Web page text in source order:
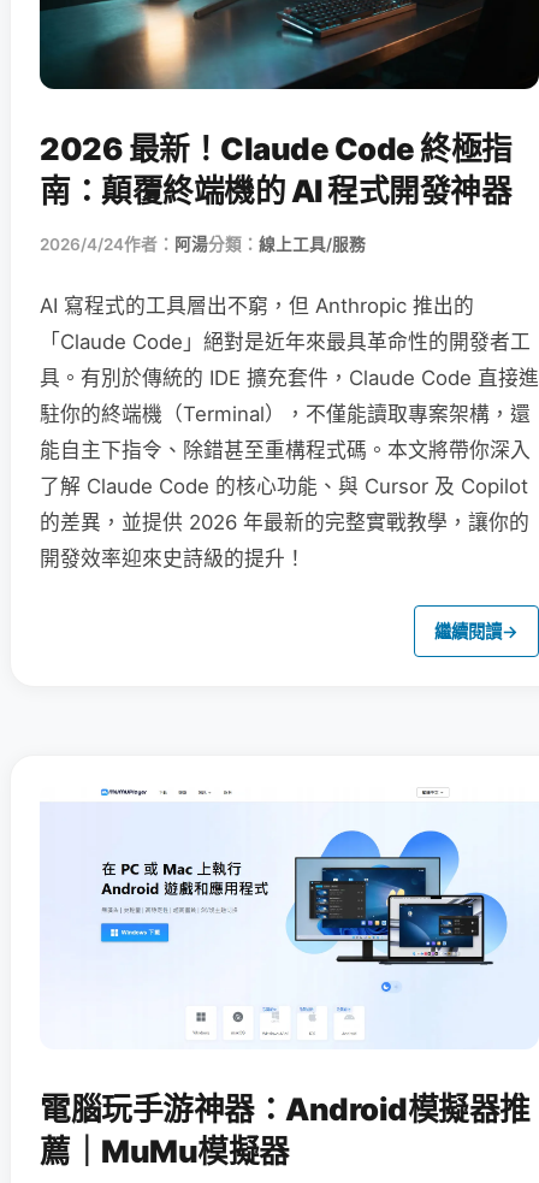
2026 最新！Claude Code 終極指
南：顛覆終端機的 AI 程式開發神器
2026/4/24作者： 阿湯分類： 線上工具/服務
AI 寫程式的工具層出不窮，但 Anthropic 推出的
「Claude Code」絕對是近年來最具革命性的開發者工
具。有別於傳統的 IDE 擴充套件，Claude Code 直接進
駐你的終端機（Terminal），不僅能讀取專案架構，還
能自主下指令、除錯甚至重構程式碼。本文將帶你深入
了解 Claude Code 的核心功能、與 Cursor 及 Copilot
的差異，並提供 2026 年最新的完整實戰教學，讓你的
開發效率迎來史詩級的提升！
繼續閱讀→
電腦玩手游神器：Android模擬器推
薦｜MuMu模擬器